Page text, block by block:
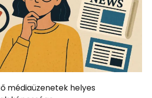
médiaüzenetek helyes